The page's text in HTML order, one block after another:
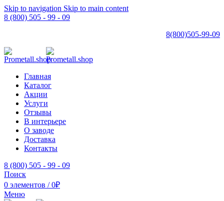
Skip to navigation Skip to main content
8 (800) 505 - 99 - 09
8(800)505-99-09
Главная
Каталог
Акции
Услуги
Отзывы
В интерьере
О заводе
Доставка
Контакты
8 (800) 505 - 99 - 09
Поиск
0 элементов / 0₽
Меню